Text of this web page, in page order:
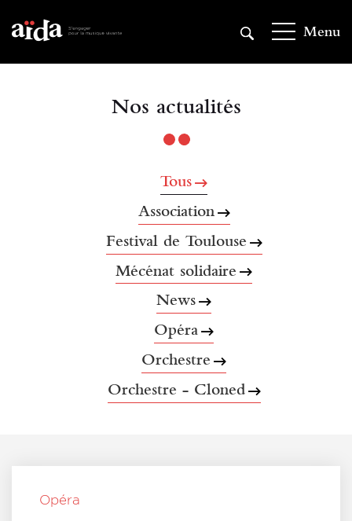
au
contenu
Menu
Nos actualités
Tous
Association
Festival de Toulouse
Mécénat solidaire
News
Opéra
Orchestre
Orchestre - Cloned
Opéra